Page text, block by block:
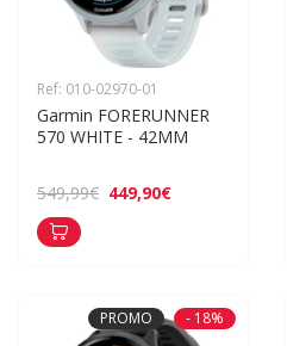
Ref: 010-02970-01
Garmin FORERUNNER
570 WHITE - 42MM
549,99€ 449,90€
PROMO - 18%